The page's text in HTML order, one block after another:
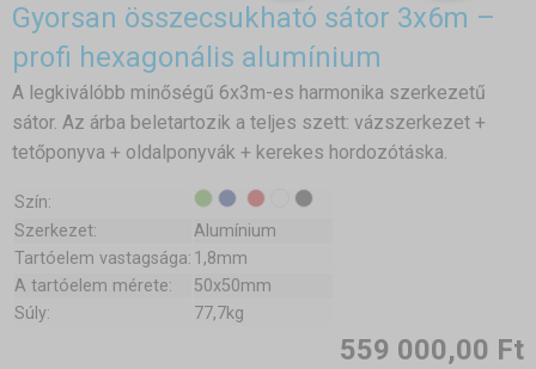
Gyorsan összecsukható sátor 3x6m –
profi hexagonális alumínium
A legkiválóbb minőségű 6x3m-es harmonika szerkezetű
sátor. Az árba beletartozik a teljes szett: vázszerkezet +
tetőponyva + oldalponyvák + kerekes hordozótáska.
Szín:
Szerkezet:
Alumínium
Tartóelem vastagsága: 1,8mm
A tartóelem mérete:
50x50mm
Súly:
77,7kg
559 000,00 Ft